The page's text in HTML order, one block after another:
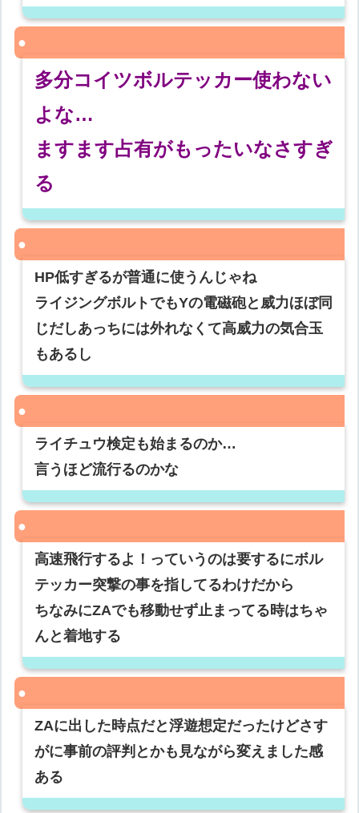
多分コイツボルテッカー使わない
よな…
ますます占有がもったいなさすぎ
る
HP低すぎるが普通に使うんじゃね
ライジングボルトでもYの電磁砲と威力ほぼ同
じだしあっちには外れなくて高威力の気合玉
もあるし
ライチュウ検定も始まるのか…
言うほど流行るのかな
高速飛行するよ！っていうのは要するにボル
テッカー突撃の事を指してるわけだから
ちなみにZAでも移動せず止まってる時はちゃ
んと着地する
ZAに出した時点だと浮遊想定だったけどさす
がに事前の評判とかも見ながら変えました感
ある